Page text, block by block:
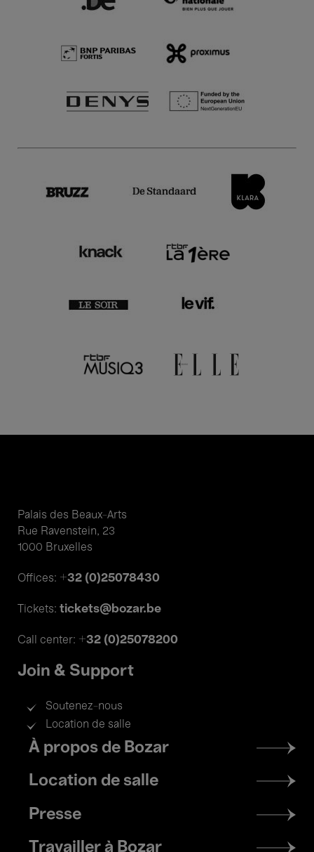
Palais des Beaux-Arts
Rue Ravenstein, 23
1000 Bruxelles
Offices: +32 (0)25078430
Tickets: tickets@bozar.be
Call center: +32 (0)25078200
Join & Support
Soutenez-nous
Location de salle
Footer
menu
À propos de Bozar
Location de salle
Presse
Travailler à Bozar